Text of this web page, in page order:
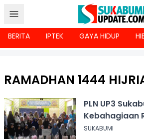
BERITA IPTEK GAYA HIDUP
RAMADHAN 1444
PLN UP3
Kebahagiaan
SUKABUMI